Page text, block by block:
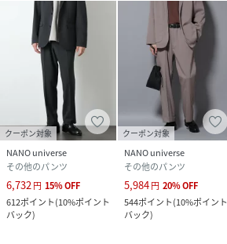
クーポン対象
NANO universe
その他のパンツ
6,732 円 15%OFF
612ポイント(10%ポイント
バック)
クーポン対象
NANO universe
その他のパンツ
5,984円 20%OFF
544ポイント(10%ポイント
バック)